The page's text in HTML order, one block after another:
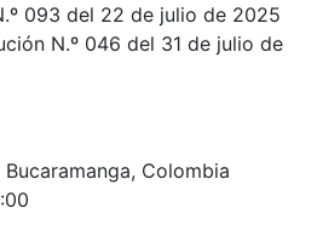
093 del 22 de julio de 2025
N.º 046 del 31 de julio de
Bucaramanga, Colombia